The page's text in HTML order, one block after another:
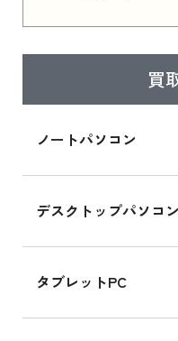
買
ノートパソコン
デスクトップパソコン
タブレットPC
はこちら
ら
iPad mini シリ
iPad mini 8.3
iPhone 16 シ